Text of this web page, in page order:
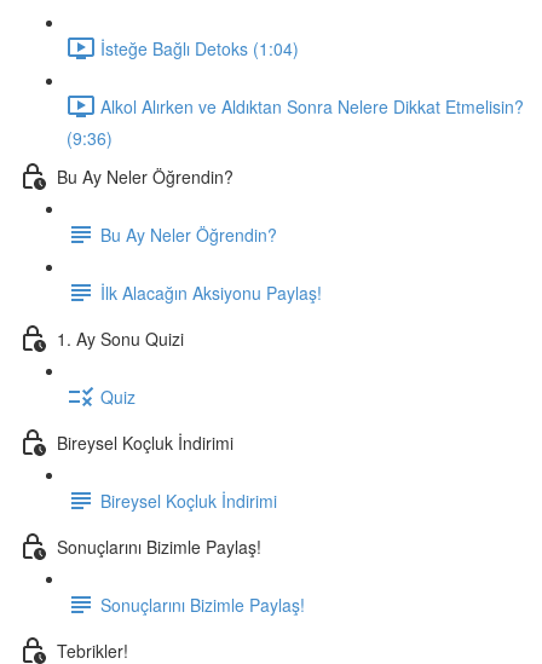
İsteğe Bağlı Detoks (1:04)
Alkol Alırken ve Aldıktan Sonra Nelere Dikkat Etmelisin?
(9:36)
Bu Ay Neler Öğrendin?
Bu Ay Neler Öğrendin?
İlk Alacağın Aksiyonu Paylaş!
1. Ay Sonu Quizi
Quiz
Bireysel Koçluk İndirimi
Bireysel Koçluk İndirimi
Sonuçlarını Bizimle Paylaş!
Sonuçlarını Bizimle Paylaş!
Tebrikler!